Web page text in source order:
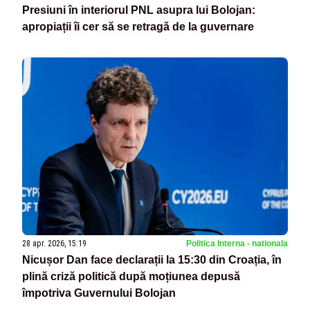
Presiuni în interiorul PNL asupra lui Bolojan:
apropiații îi cer să se retragă de la guvernare
28 apr. 2026, 15:19 Politica Interna - nationala
Nicușor Dan face declarații la 15:30 din Croația, în
plină criză politică după moțiunea depusă
împotriva Guvernului Bolojan